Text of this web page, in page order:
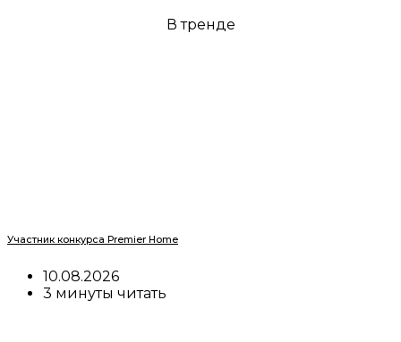
В тренде
Участник конкурса Premier Home
10.08.2026
3 минуты читать